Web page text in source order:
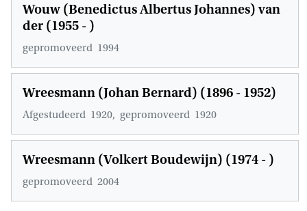
Wouw (Benedictus Albertus Johannes) van
der (1955 - )
gepromoveerd 1994
Wreesmann (Johan Bernard) (1896 - 1952)
Afgestudeerd 1920, gepromoveerd 1920
Wreesmann (Volkert Boudewijn) (1974 - )
gepromoveerd 2004